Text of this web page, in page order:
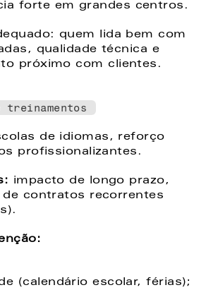
forte em grandes centros.
quem lida bem com
qualidade técnica e
próximo com clientes.
treinamentos
de idiomas, reforço
profissionalizantes.
impacto de longo prazo,
de contratos recorrentes
(calendário escolar, férias);